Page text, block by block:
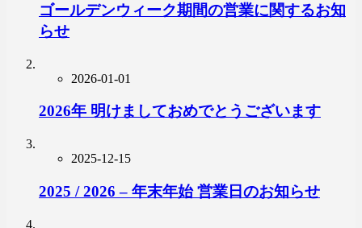
ゴールデンウィーク期間の営業に関するお知
らせ
2026-01-01
2026年 明けましておめでとうございます
2025-12-15
2025 / 2026 – 年末年始 営業日のお知らせ